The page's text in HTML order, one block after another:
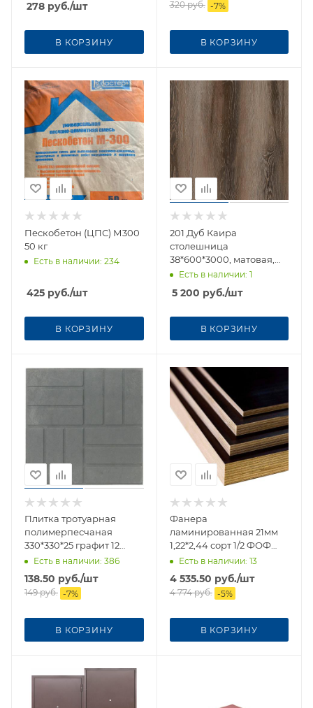
278 руб./шт
В КОРЗИНУ
320руб. -7%
В КОРЗИНУ
Пескобетон (ЦПС) М300
50 кг
Есть в наличии: 234
425 руб./шт
В КОРЗИНУ
201 Дуб Каира
столешница
38*600*3000, матовая,
СКИФ
Есть в наличии: 1
5 200 руб./шт
В КОРЗИНУ
Плитка тротуарная
полимерпесчаная
330*330*25 графит 12
кирпичей
Есть в наличии: 386
138.50 руб./шт
149руб. -7%
В КОРЗИНУ
Фанера
ламинированная 21мм
1,22*2,44 сорт 1/2 ФОФ
гладкая/гладкая
Есть в наличии: 13
4 535.50 руб./шт
4 774руб. -5%
В КОРЗИНУ